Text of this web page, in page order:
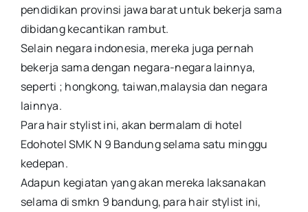
pendidikan provinsi jawa barat untuk bekerja sama
dibidang kecantikan rambut.
Selain negara indonesia, mereka juga pernah
bekerja sama dengan negara-negara lainnya,
seperti ; hongkong, taiwan,malaysia dan negara
lainnya.
Para hair stylist ini, akan bermalam di hotel
Edohotel SMK N 9 Bandung selama satu minggu
kedepan.
Adapun kegiatan yang akan mereka laksanakan
selama di smkn 9 bandung, para hair stylist ini,